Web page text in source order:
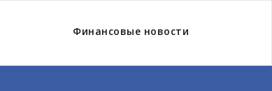
Финансовые новости